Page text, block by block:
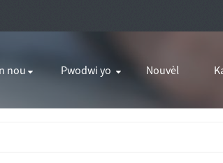
nou Pwodwi yo Nouvèl